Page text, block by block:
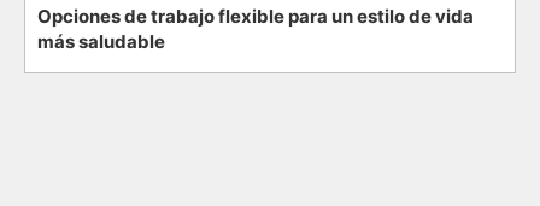
Opciones de trabajo flexible para un estilo de vida
más saludable